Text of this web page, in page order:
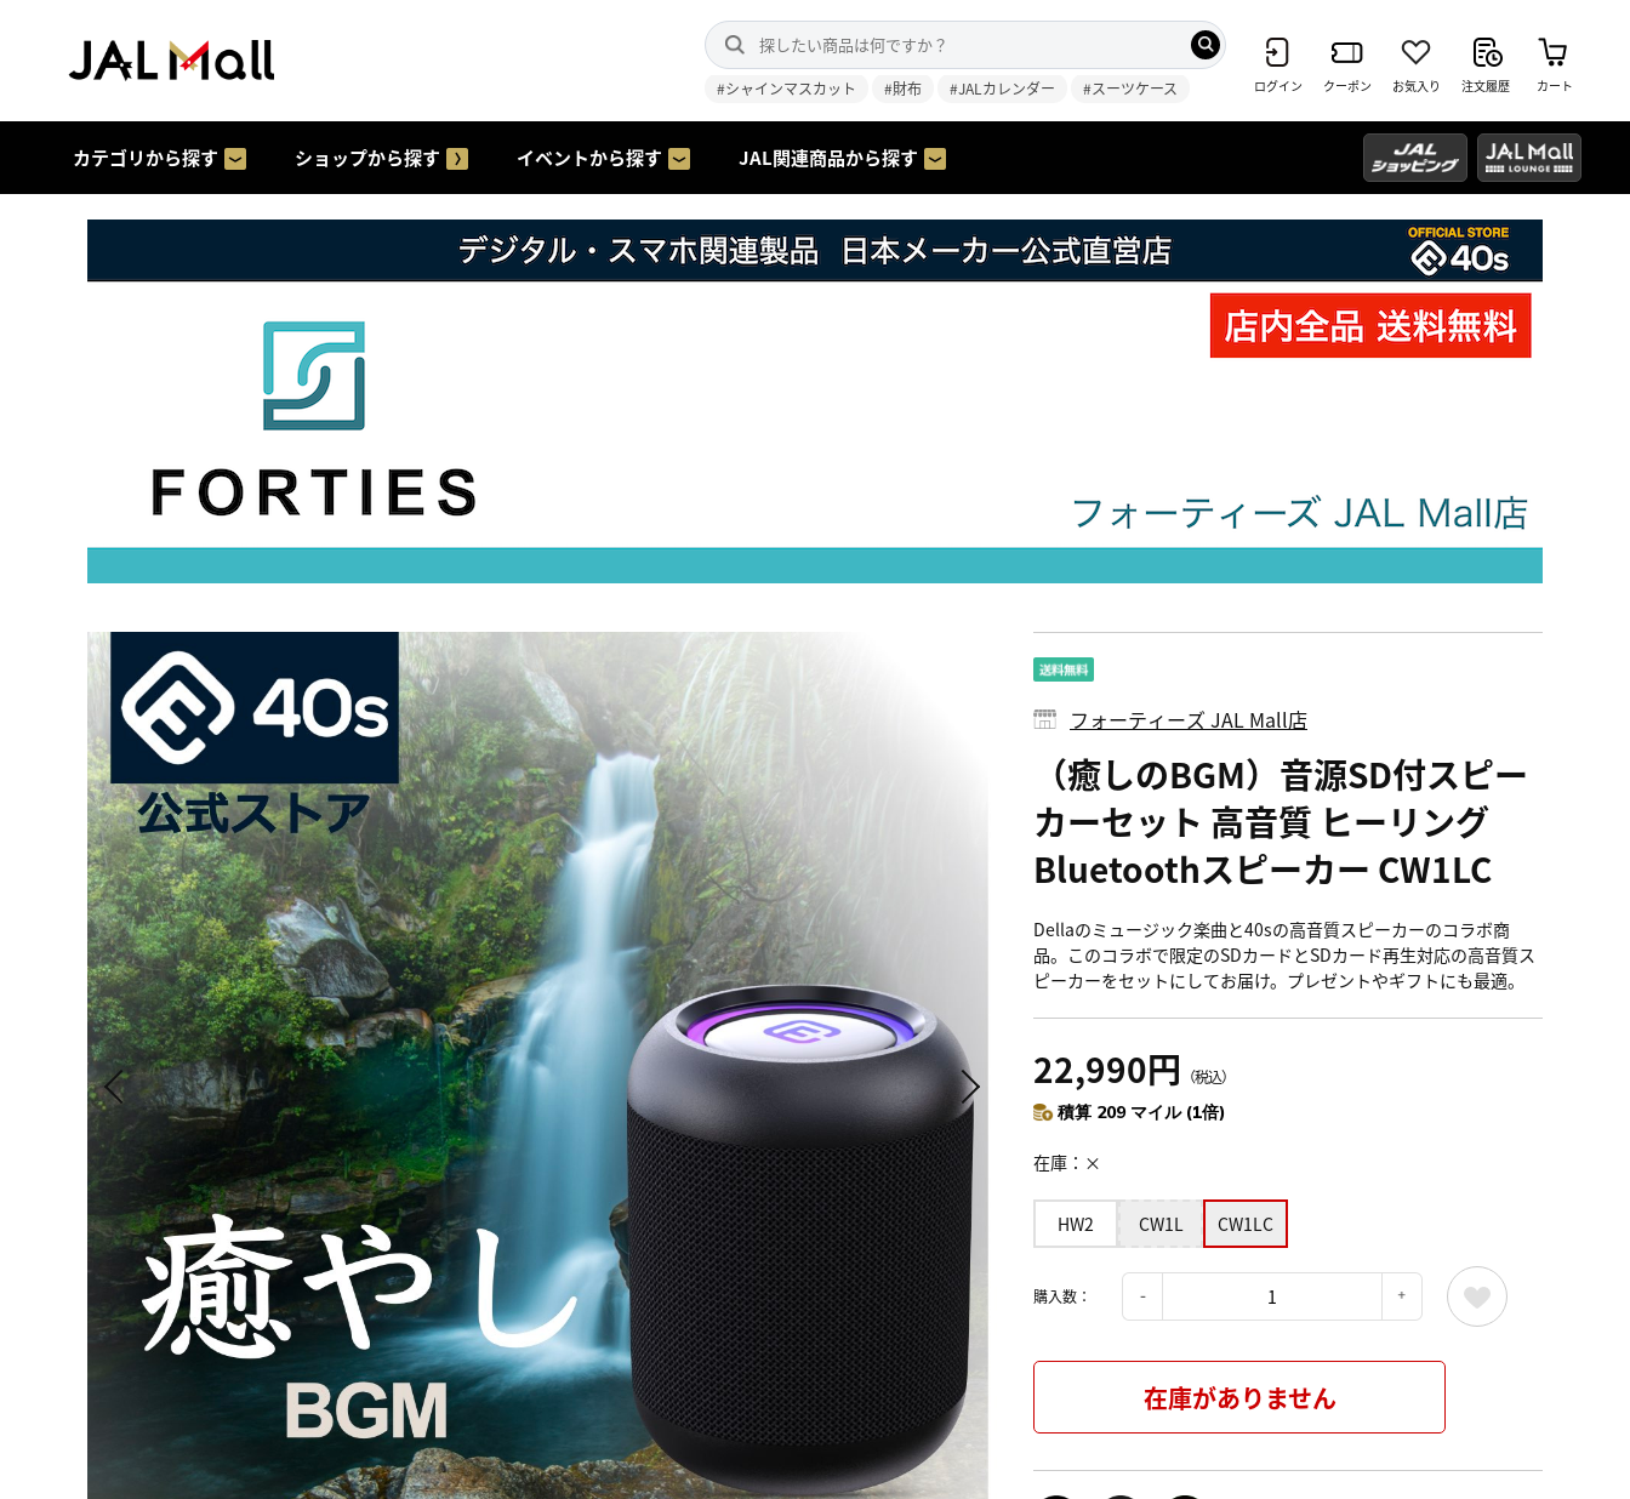
#シャインマスカット #財布 #JALカレンダー #スーツケース ログイン クーポン お気入り 注文履歴 カート
カテゴリから探す ショップから探す イベントから探す JAL関連商品から探す
フォーティーズ JAL Mall店
（癒しのBGM）音源SD付スピー
カーセット 高音質 ヒーリング
Bluetoothスピーカー CW1LC
Dellaのミュージック楽曲と40sの高音質スピーカーのコラボ商
品。このコラボで限定のSDカードとSDカード再生対応の高音質ス
ピーカーをセットにしてお届け。プレゼントやギフトにも最適。
22,990円 （税込）
積算 209 マイル (1倍)
在庫 ×
HW2 CW1L CW1LC
購入数：
在庫がありません